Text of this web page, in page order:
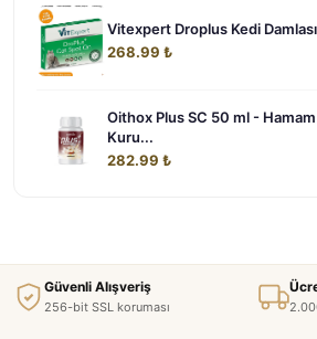
Vitexpert Droplus Kedi
268.99 ₺
Oithox Plus SC 50 ml -
Kuru...
282.99 ₺
Güvenli Alışveriş
256-bit SSL koruması